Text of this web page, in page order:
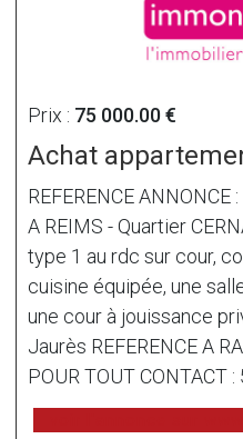
Prix : 75 000.00 €
Achat
REFERENCE
A REIMS - Quartier
type 1 au rdc sur cour,
cuisine équipée, une
une cour à jouissance
Jaurès REFERENCE A
POUR TOUT CONTACT :